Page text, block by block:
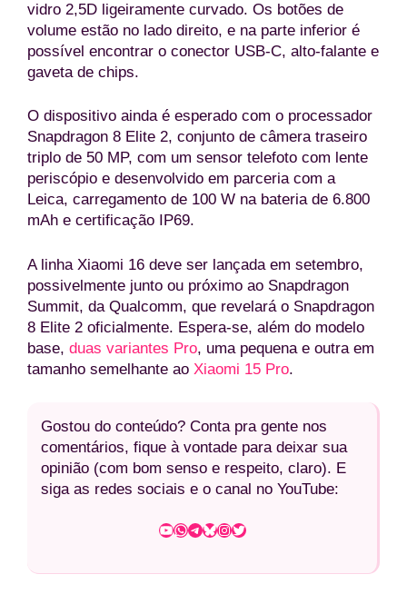
vidro 2,5D ligeiramente curvado. Os botões de
volume estão no lado direito, e na parte inferior é
possível encontrar o conector USB-C, alto-falante e
gaveta de chips.
O dispositivo ainda é esperado com o processador
Snapdragon 8 Elite 2, conjunto de câmera traseiro
triplo de 50 MP, com um sensor telefoto com lente
periscópio e desenvolvido em parceria com a
Leica, carregamento de 100 W na bateria de 6.800
mAh e certificação IP69.
A linha Xiaomi 16 deve ser lançada em setembro,
possivelmente junto ou próximo ao Snapdragon
Summit, da Qualcomm, que revelará o Snapdragon
8 Elite 2 oficialmente. Espera-se, além do modelo
base, duas variantes Pro, uma pequena e outra em
tamanho semelhante ao Xiaomi 15 Pro.
Gostou do conteúdo? Conta pra gente nos
comentários, fique à vontade para deixar sua
opinião (com bom senso e respeito, claro). E
siga as redes sociais e o canal no YouTube:
Youtube WhatsApp TelegramBluesky InstagramTwitter